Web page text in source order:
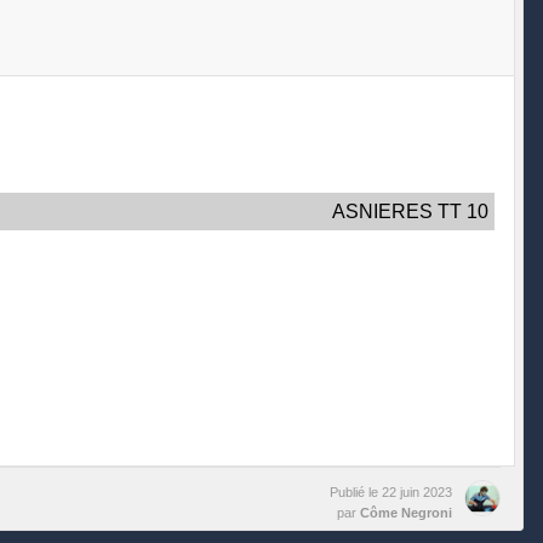
ASNIERES TT 10
Publié le 22 juin 2023
par Côme Negroni